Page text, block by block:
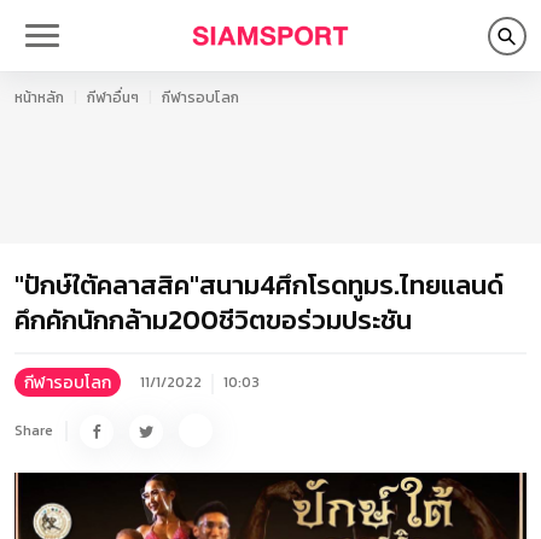
หน้าหลัก กีฬาอื่นๆ กีฬารอบโลก
"ปักษ์ใต้คลาสสิค"สนาม4ศึกโรดทูมร.ไทยแลนด์
คึกคักนักกล้าม200ชีวิตขอร่วมประชัน
กีฬารอบโลก 11/1/2022 10:03
Share